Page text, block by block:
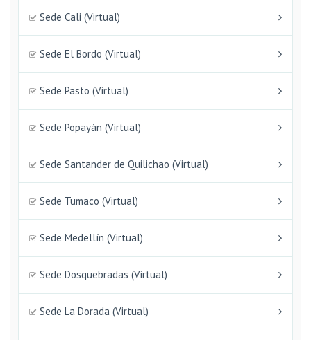
Sede Cali (Virtual)
Sede El Bordo (Virtual)
Sede Pasto (Virtual)
Sede Popayán (Virtual)
Sede Santander de Quilichao (Virtual)
Sede Tumaco (Virtual)
Sede Medellín (Virtual)
Sede Dosquebradas (Virtual)
Sede La Dorada (Virtual)